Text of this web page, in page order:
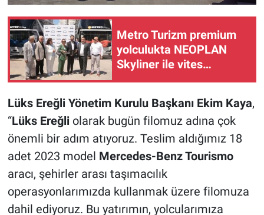
Metro Turizm premium
yolculukta NEOPLAN
Skyliner ile vites
Lüks Ereğli Yönetim Kurulu Başkanı Ekim Kaya,
“Lüks Ereğliolarak bugün filomuz adına çok
önemli bir adım atıyoruz. Teslim aldığımız 18
adet 2023 model Mercedes-Benz Tourismo
aracı, şehirler arası taşımacılık
operasyonlarımızda kullanmak üzere filomuza
dahil ediyoruz. Bu yatırımın, yolcularımıza